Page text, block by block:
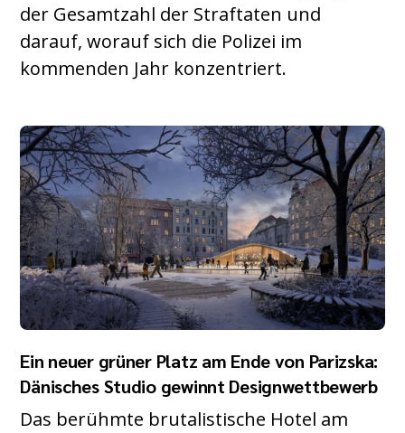
der Gesamtzahl der Straftaten und
darauf, worauf sich die Polizei im
kommenden Jahr konzentriert.
Ein neuer grüner Platz am Ende von Parizska:
Dänisches Studio gewinnt Designwettbewerb
Das berühmte brutalistische Hotel am